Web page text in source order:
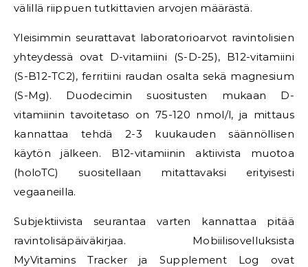
välillä riippuen tutkittavien arvojen määrästä.
Yleisimmin seurattavat laboratorioarvot ravintolisien
yhteydessä ovat D-vitamiini (S-D-25), B12-vitamiini
(S-B12-TC2), ferritiini raudan osalta sekä magnesium
(S-Mg). Duodecimin suositusten mukaan D-
vitamiinin tavoitetaso on 75-120 nmol/l, ja mittaus
kannattaa tehdä 2-3 kuukauden säännöllisen
käytön jälkeen. B12-vitamiinin aktiivista muotoa
(holoTC) suositellaan mitattavaksi erityisesti
vegaaneilla.
Subjektiivista seurantaa varten kannattaa pitää
ravintolisäpäiväkirjaa. Mobiilisovelluksista
MyVitamins Tracker ja Supplement Log ovat